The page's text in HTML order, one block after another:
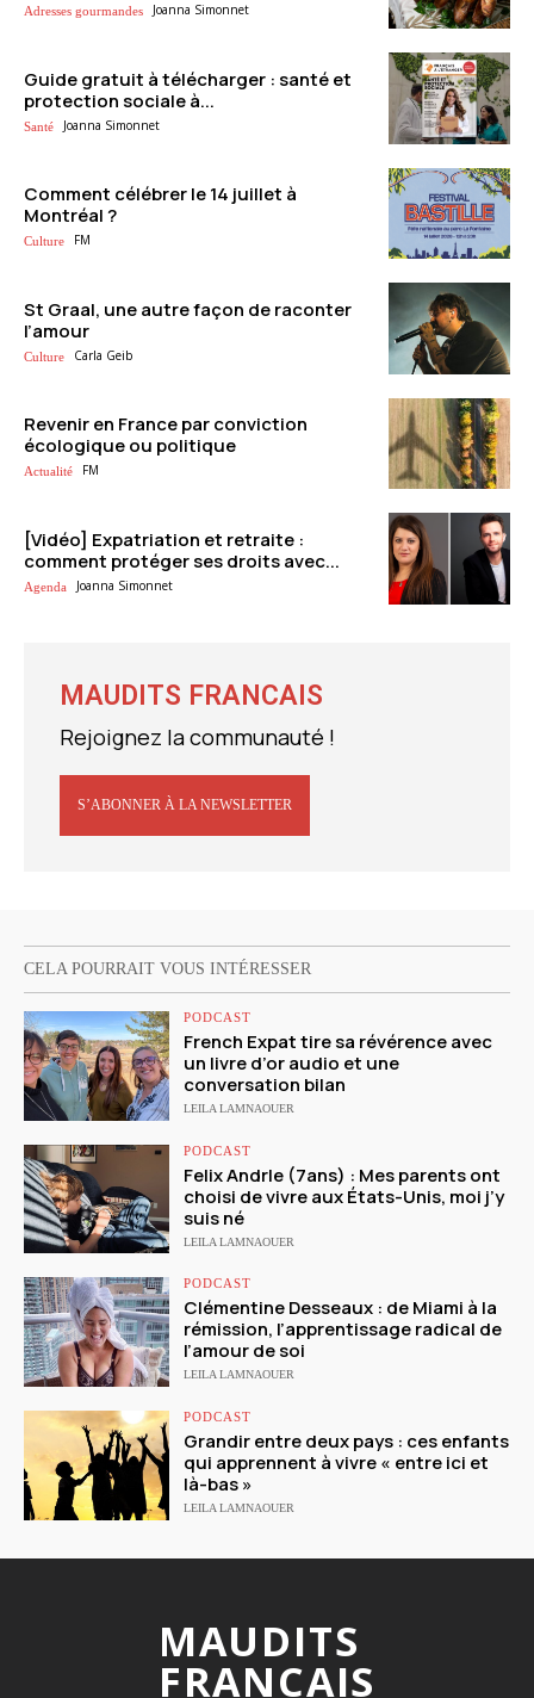
Adresses gourmandes Joanna Simonnet
Guide gratuit à télécharger : santé et
protection sociale à...
Santé Joanna Simonnet
Comment célébrer le 14 juillet à
Montréal ?
Culture FM
St Graal, une autre façon de raconter
l’amour
Culture Carla Geib
Revenir en France par conviction
écologique ou politique
Actualité FM
[Vidéo] Expatriation et retraite :
comment protéger ses droits avec...
Agenda Joanna Simonnet
MAUDITS FRANCAIS
Rejoignez la communauté !
S’ABONNER À LA NEWSLETTER
CELA POURRAIT VOUS INTÉRESSER
PODCAST
French Expat tire sa révérence avec
un livre d’or audio et une
conversation bilan
LEILA LAMNAOUER
PODCAST
Felix Andrle (7ans) : Mes parents ont
choisi de vivre aux États-Unis, moi j’y
suis né
LEILA LAMNAOUER
PODCAST
Clémentine Desseaux : de Miami à la
rémission, l’apprentissage radical de
l’amour de soi
LEILA LAMNAOUER
PODCAST
Grandir entre deux pays : ces enfants
qui apprennent à vivre « entre ici et
là-bas »
LEILA LAMNAOUER
MAUDITS
FRANCAIS